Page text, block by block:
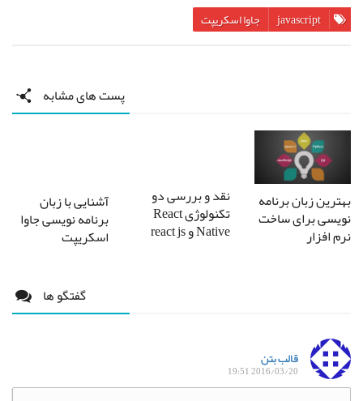
javascript جاوا اسکریپت
پست های مشابه
بهترین زبان برنامه
نویسی برای ساخت
نرم افزار
نقد و بررسی دو
تکنولوژی React
Native و react js
آشنایی با زبان
برنامه نویسی جاوا
اسکریپت
گفتگو ها
قالب بتن
2016/03/20 19:51